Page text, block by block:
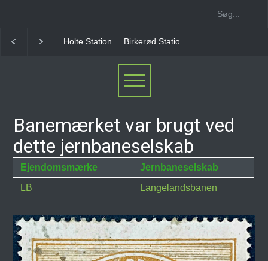
Holte Station Birkerød Station
Banemærket var brugt ved
dette jernbaneselskab
Ejendomsmærke
Jernbaneselskab
LB
Langelandsbanen